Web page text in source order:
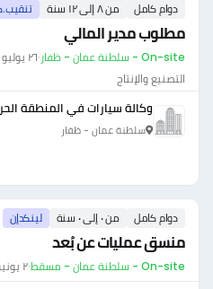
دوام كامل من ٨ إلى ١٢ سنة
مطلوب مدير المالي
On-site - سلطنة عمان - ظفار ·٢٦ يوليو ٢٠٢٦
التصنيع والإنتاج
وكالة سيارات في المنطقة
سلطنة عمان - ظفار
دوام كامل من ٠ إلى ٠ سنة لينكدإن
منسق عمليات عن بُعد
On-site - سلطنة عمان - مسقط ·٢ يونيو ٢٠٢٦